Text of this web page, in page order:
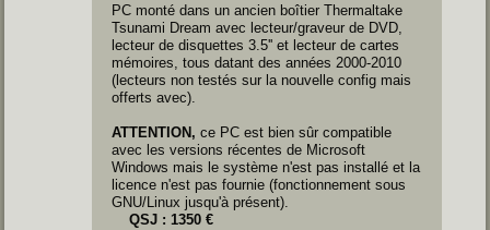
PC monté dans un ancien boîtier Thermaltake
Tsunami Dream avec lecteur/graveur de DVD,
lecteur de disquettes 3.5'' et lecteur de cartes
mémoires, tous datant des années 2000-2010
(lecteurs non testés sur la nouvelle config mais
offerts avec).
ATTENTION, ce PC est bien sûr compatible
avec les versions récentes de Microsoft
Windows mais le système n'est pas installé et la
licence n'est pas fournie (fonctionnement sous
GNU/Linux jusqu'à présent).
QSJ : 1350 €